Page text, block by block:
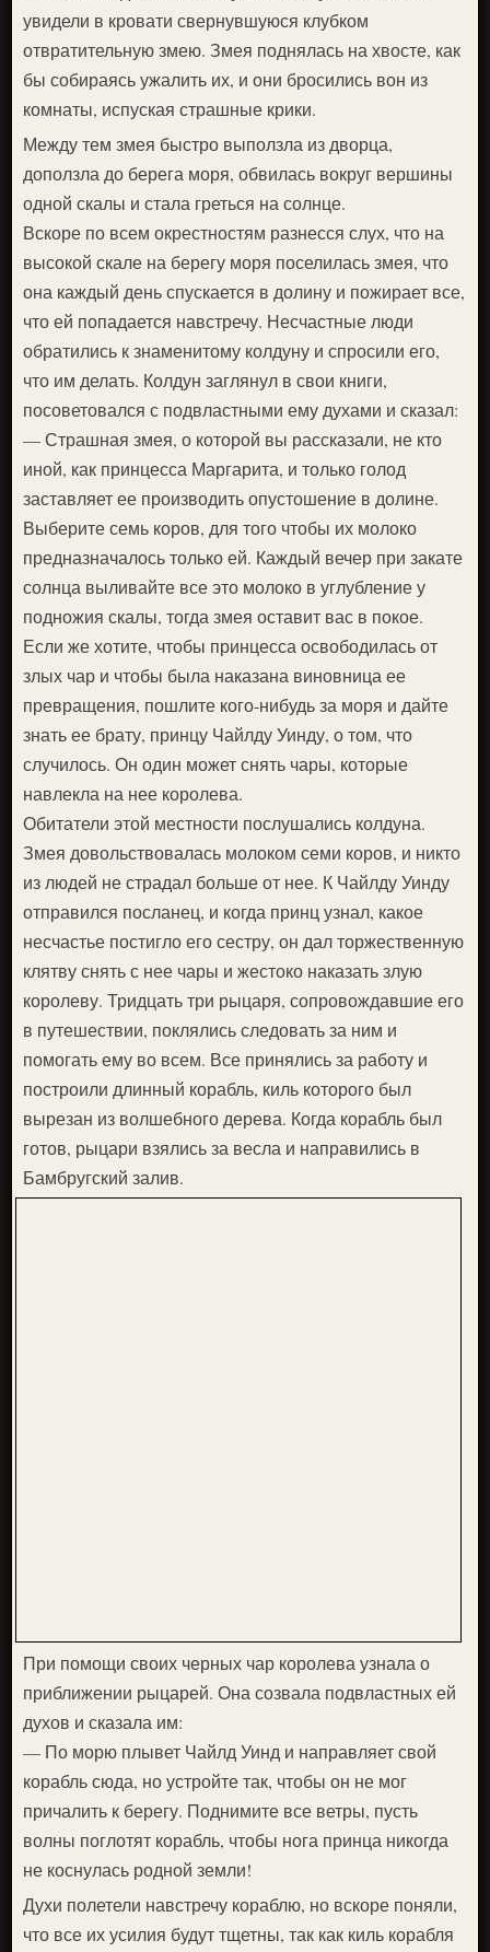
увидели в кровати свернувшуюся клубком
отвратительную змею. Змея поднялась на хвосте, как
бы собираясь ужалить их, и они бросились вон из
комнаты, испуская страшные крики.
Между тем змея быстро выползла из дворца,
доползла до берега моря, обвилась вокруг вершины
одной скалы и стала греться на солнце.
Вскоре по всем окрестностям разнесся слух, что на
высокой скале на берегу моря поселилась змея, что
она каждый день спускается в долину и пожирает все,
что ей попадается навстречу. Несчастные люди
обратились к знаменитому колдуну и спросили его,
что им делать. Колдун заглянул в свои книги,
посоветовался с подвластными ему духами и сказал:
— Страшная змея, о которой вы рассказали, не кто
иной, как принцесса Маргарита, и только голод
заставляет ее производить опустошение в долине.
Выберите семь коров, для того чтобы их молоко
предназначалось только ей. Каждый вечер при закате
солнца выливайте все это молоко в углубление у
подножия скалы, тогда змея оставит вас в покое.
Если же хотите, чтобы принцесса освободилась от
злых чар и чтобы была наказана виновница ее
превращения, пошлите кого-нибудь за моря и дайте
знать ее брату, принцу Чайлду Уинду, о том, что
случилось. Он один может снять чары, которые
навлекла на нее королева.
Обитатели этой местности послушались колдуна.
Змея довольствовалась молоком семи коров, и никто
из людей не страдал больше от нее. К Чайлду Уинду
отправился посланец, и когда принц узнал, какое
несчастье постигло его сестру, он дал торжественную
клятву снять с нее чары и жестоко наказать злую
королеву. Тридцать три рыцаря, сопровождавшие его
в путешествии, поклялись следовать за ним и
помогать ему во всем. Все принялись за работу и
построили длинный корабль, киль которого был
вырезан из волшебного дерева. Когда корабль был
готов, рыцари взялись за весла и направились в
Бамбругский залив.
При помощи своих черных чар королева узнала о
приближении рыцарей. Она созвала подвластных ей
духов и сказала им:
— По морю плывет Чайлд Уинд и направляет свой
корабль сюда, но устройте так, чтобы он не мог
причалить к берегу. Поднимите все ветры, пусть
волны поглотят корабль, чтобы нога принца никогда
не коснулась родной земли!
Духи полетели навстречу кораблю, но вскоре поняли,
что все их усилия будут тщетны, так как киль корабля